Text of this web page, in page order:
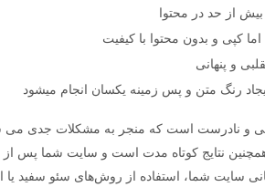
بیش از حد در محتوا
کپی و بدون محتوا با کیفیت
و پنهانی
رنگ متن و پس زمینه یکسان انجام میشود
و نادرست است که منجر به مشکلات جدی می
نتایج کوتاه مدت است و سایت شما پس
سایت شما، استفاده از روش‌های سئو سفید